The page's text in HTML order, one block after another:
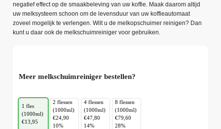
negatief effect op de smaakbeleving van uw koffie. Maak daarom altijd
uw melksysteem schoon om de levensduur van uw koffieautomaat
zoveel mogelijk te verlengen. Wilt u de melkopschuimer reinigen? Dan
kunt u daar ook de melkschuimreiniger voor gebruiken.
Meer melkschuimreiniger bestellen?
1 fles
(1000ml)
€13,95
2 flessen
(1000ml)
€24,90
10%
4 flessen
(1000ml)
€47,80
14%
8 flessen
(1000ml)
€79,60
28%